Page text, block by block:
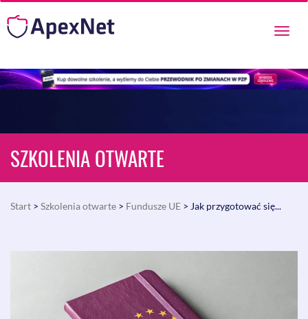
Start > Szkolenia otwarte > Fundusze UE > Jak przygotować się...
SZKOLENIA OTWARTE